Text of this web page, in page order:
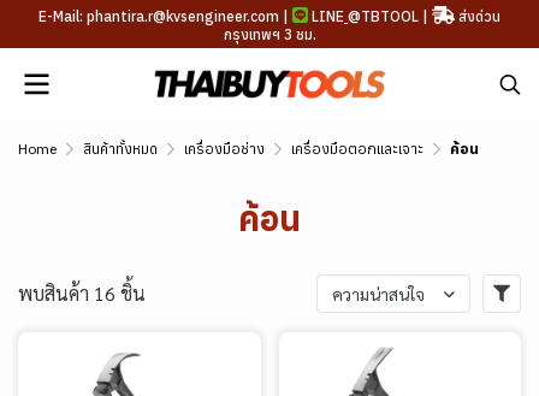
E-Mail: phantira.r@kvsengineer.com | LINE @TBTOOL |
ส่งด่วน
กรุงเทพฯ 3 ชม.
Home สินค้าทั้งหมด เครื่องมือช่าง เครื่องมือตอกและเจาะ ค้อน
ค้อน
พบสินค้า 16 ชิ้น ความน่าสนใจ